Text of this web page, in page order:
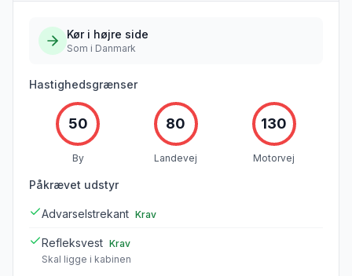
Kør i højre side
Som i Danmark
Hastighedsgrænser
50
By
80
Landevej
130
Motorvej
Påkrævet udstyr
Advarselstrekant Krav
Refleksvest Krav
Skal ligge i kabinen